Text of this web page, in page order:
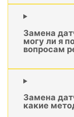
Замена
могу ли я
вопросам
Замена
какие